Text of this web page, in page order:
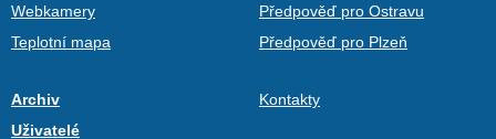
Webkamery
Teplotní mapa
Předpověď pro Ostravu
Předpověď pro Plzeň
Archiv
Uživatelé
Kontakty